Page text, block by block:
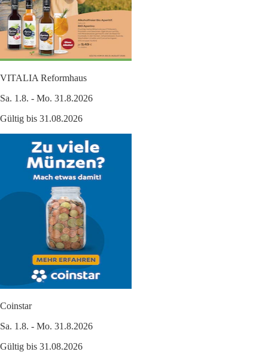
VITALIA Reformhaus
Sa. 1.8. - Mo. 31.8.2026
Gültig bis 31.08.2026
Coinstar
Sa. 1.8. - Mo. 31.8.2026
Gültig bis 31.08.2026